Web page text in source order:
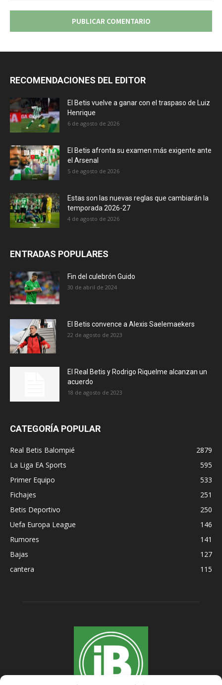
RECOMENDACIONES DEL EDITOR
El Betis vuelve a ganar con el traspaso de Luiz
Henrique
6 de agosto de 2026
El Betis afronta su examen más exigente ante
el Arsenal
5 de agosto de 2026
Estas son las nuevas reglas que cambiarán la
temporada 2026-27
4 de agosto de 2026
ENTRADAS POPULARES
Fin del culebrón Guido
30 de abril de 2024
El Betis convence a Alexis Saelemaekers
22 de agosto de 2023
El Real Betis y Rodrigo Riquelme alcanzan un
acuerdo
18 de agosto de 2023
CATEGORÍA POPULAR
Real Betis Balompié
2879
La Liga EA Sports
595
Primer Equipo
533
Fichajes
251
Betis Deportivo
250
Uefa Europa League
146
Rumores
141
Bajas
127
cantera
115